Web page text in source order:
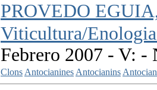
PROVEDO
Viticultura/
Febrero 2007 - V: -
ClonsAntocianinesAntocianins